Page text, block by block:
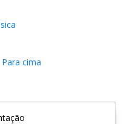
Para cima